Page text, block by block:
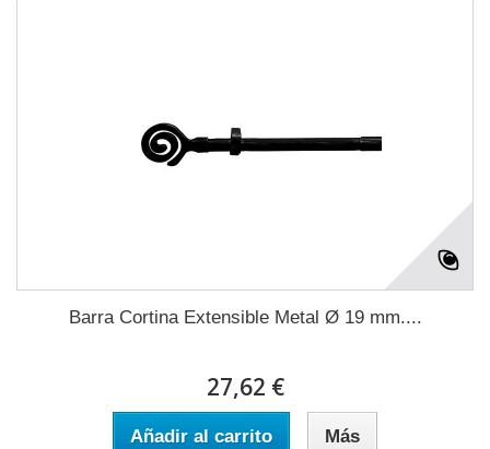
Barra Cortina Extensible Metal Ø 19 mm....
27,62 €
Añadir al carrito Más